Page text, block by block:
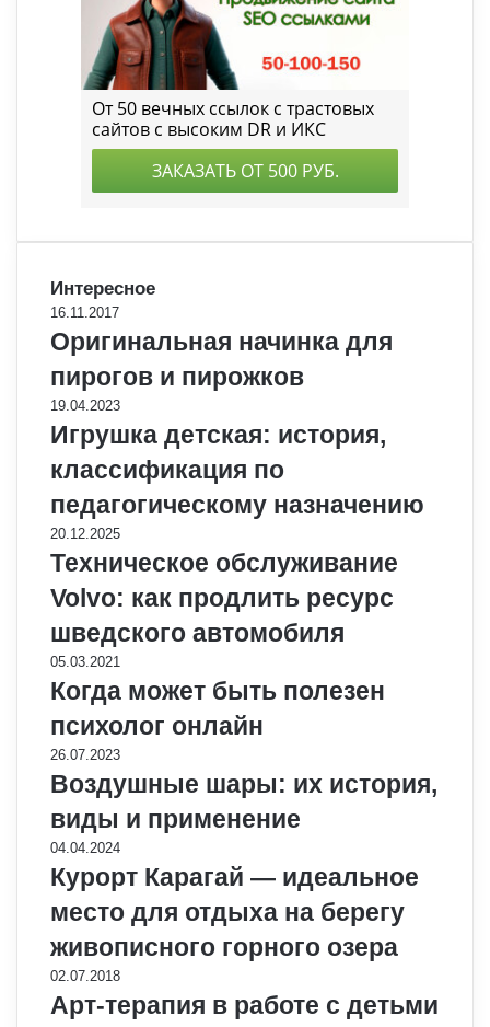
Интересное
16.11.2017
Оригинальная начинка для
пирогов и пирожков
19.04.2023
Игрушка детская: история,
классификация по
педагогическому назначению
20.12.2025
Техническое обслуживание
Volvo: как продлить ресурс
шведского автомобиля
05.03.2021
Когда может быть полезен
психолог онлайн
26.07.2023
Воздушные шары: их история,
виды и применение
04.04.2024
Курорт Карагай — идеальное
место для отдыха на берегу
живописного горного озера
02.07.2018
Арт-терапия в работе с детьми